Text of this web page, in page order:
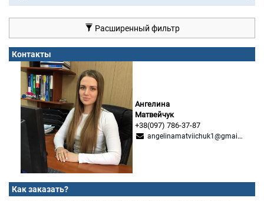
Расширенный фильтр
Контакты
Ангелина
Матвейчук
+38(097) 786-37-87
angelinamatviichuk1@gmail.com
Как заказать?